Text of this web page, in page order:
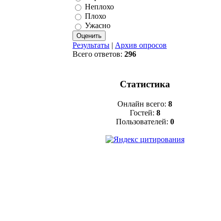
Неплохо
Плохо
Ужасно
Результаты | Архив опросов
Всего ответов: 296
Статистика
Онлайн всего: 8
Гостей: 8
Пользователей: 0